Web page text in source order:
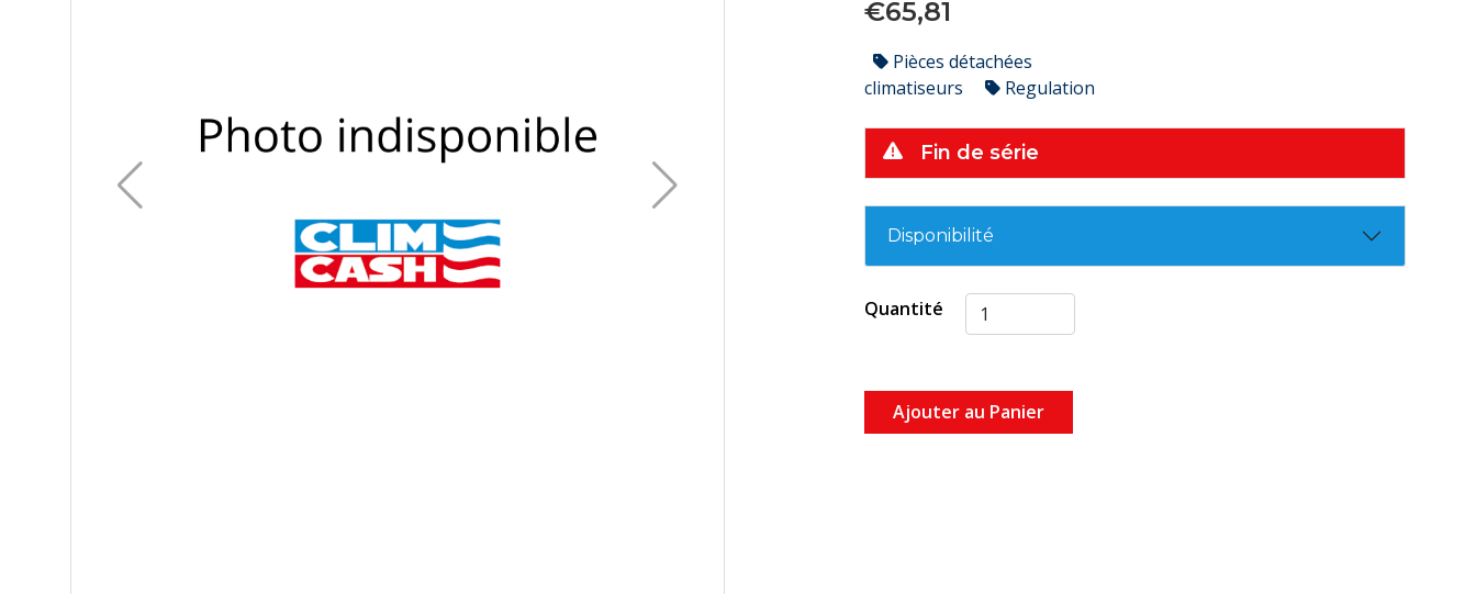
€65,81
Pièces détachées
climatiseurs
Regulation
Fin de série
Disponibilité
Quantité
Ajouter au Panier